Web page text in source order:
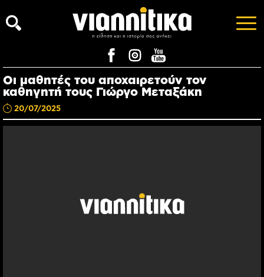
Οι μαθητές του αποχαιρετούν τον
καθηγητή τους Γιώργο Μεταξάκη
20/07/2025